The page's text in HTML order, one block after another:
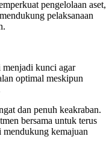
pengelolaan aset,
pelaksanaan
menjadi kunci agar
optimal meskipun
dan penuh keakraban.
bersama untuk terus
kemajuan